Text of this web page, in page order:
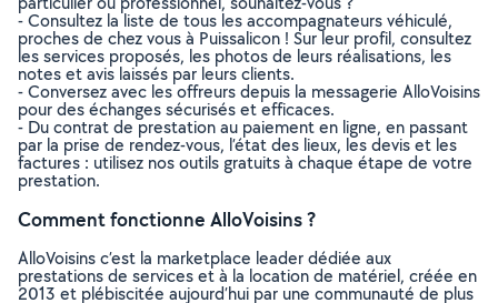
- Consultez la liste de tous les accompagnateurs véhiculé,
proches de chez vous à Puissalicon ! Sur leur profil, consultez
les services proposés, les photos de leurs réalisations, les
notes et avis laissés par leurs clients.
- Conversez avec les offreurs depuis la messagerie AlloVoisins
pour des échanges sécurisés et efficaces.
- Du contrat de prestation au paiement en ligne, en passant
par la prise de rendez-vous, l’état des lieux, les devis et les
factures : utilisez nos outils gratuits à chaque étape de votre
prestation.
Comment fonctionne AlloVoisins ?
AlloVoisins c’est la marketplace leader dédiée aux
prestations de services et à la location de matériel, créée en
2013 et plébiscitée aujourd’hui par une communauté de plus